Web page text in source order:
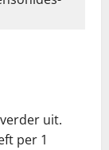
uit.
per 1